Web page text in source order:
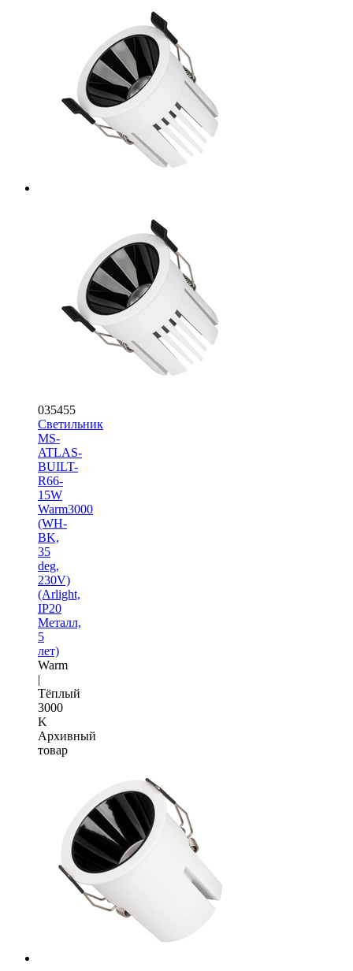
035455
Светильник
MS-
ATLAS-
BUILT-
R66-
15W
Warm3000
(WH-
BK,
35
deg,
230V)
(Arlight,
IP20
Металл,
5
лет)
Warm
|
Тёплый
3000
K
Архивный
товар